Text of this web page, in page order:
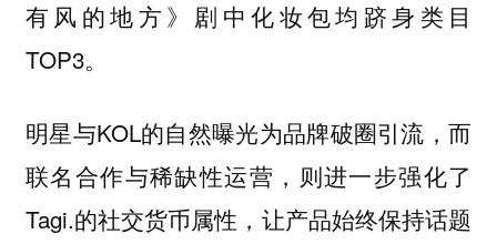
有风的地方》剧中化妆包均跻身类目
TOP3。
明星与KOL的自然曝光为品牌破圈引流，而
联名合作与稀缺性运营，则进一步强化了
Tagi.的社交货币属性，让产品始终保持话题